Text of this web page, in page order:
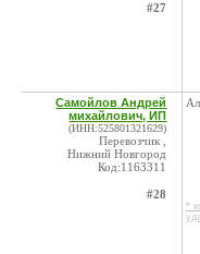
#27
Самойлов Андрей
михайлович, ИП
(ИНН:525801321629)
Перевозчик ,
Нижний Новгород
Код:1163311
#28
*